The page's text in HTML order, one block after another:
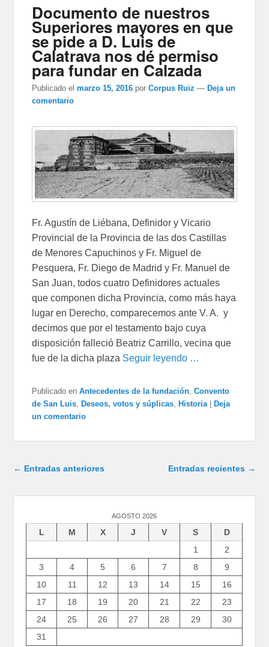
Documento de nuestros
Superiores mayores en que
se pide a D. Luis de
Calatrava nos dé permiso
para fundar en Calzada
Publicado el marzo 15, 2016 porCorpus Ruiz — Deja un
comentario
Fr. Agustín de Liébana, Definidor y Vicario
Provincial de la Provincia de las dos Castillas
de Menores Capuchinos y Fr. Miguel de
Pesquera, Fr. Diego de Madrid y Fr. Manuel de
San Juan, todos cuatro Definidores actuales
que componen dicha Provincia, como más haya
lugar en Derecho, comparecemos ante V. A. y
decimos que por el testamento bajo cuya
disposición falleció Beatriz Carrillo, vecina que
fue de la dicha plaza Seguir leyendo …
Publicado en Antecedentes de la fundación,Convento
de San Luis, Deseos, votos y súplicas, Historia
Deja
un comentario
Navegación de entradas
← Entradas anteriores Entradas recientes →
AGOSTO 2026
L M X J V S
D
1
2
3
4 5 6 7 8
9
10
11 12 13 14 15
16
17
18 19 20 21 22
23
24
25 26 27 28 29
30
31